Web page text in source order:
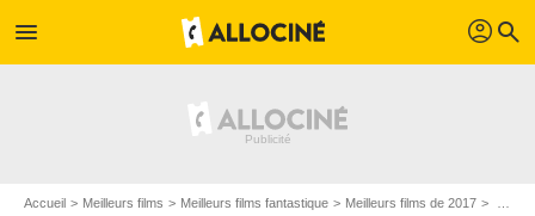
menu profil search
Accueil Meilleurs films Meilleurs films fantastique Meilleurs films de 2017